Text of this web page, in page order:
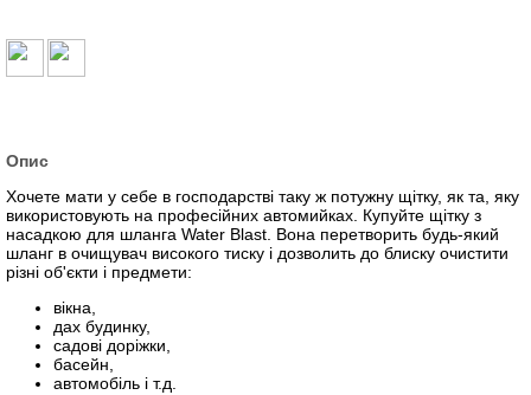
Опис
Хочете мати у себе в господарстві таку ж потужну щітку, як та, яку
використовують на професійних автомийках. Купуйте щітку з
насадкою для шланга Watеr Blast. Вона перетворить будь-який
шланг в очищувач високого тиску і дозволить до блиску очистити
різні об'єкти і предмети:
вікна,
дах будинку,
садові доріжки,
басейн,
автомобіль і т.д.